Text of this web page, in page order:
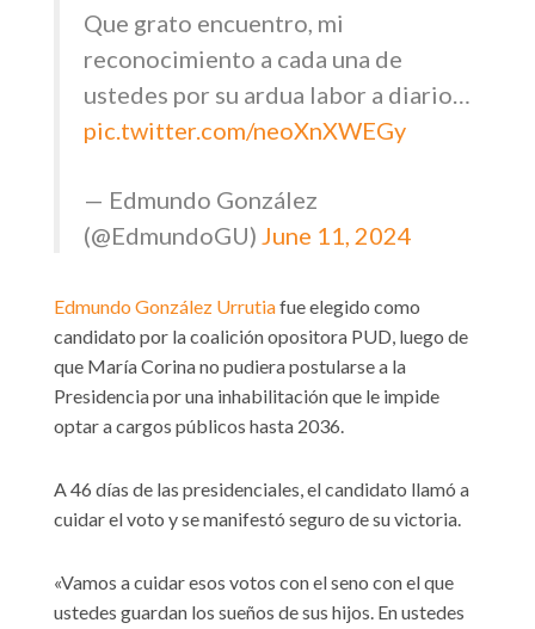
Que grato encuentro, mi
reconocimiento a cada una de
ustedes por su ardua labor a diario…
pic.twitter.com/neoXnXWEGy
— Edmundo González
(@EdmundoGU) June 11, 2024
Edmundo González Urrutiafue elegido como
candidato por la coalición opositora PUD, luego de
que María Corina no pudiera postularse a la
Presidencia por una inhabilitación que le impide
optar a cargos públicos hasta 2036.
A 46 días de las presidenciales, el candidato llamó a
cuidar el voto y se manifestó seguro de su victoria.
«Vamos a cuidar esos votos con el seno con el que
ustedes guardan los sueños de sus hijos. En ustedes